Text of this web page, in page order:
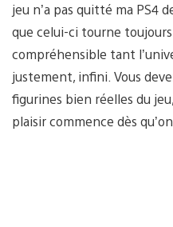
jeu n’a pas quitté ma PS4
que celui-ci tourne
compréhensible tant
justement, infini. Vous
figurines bien réelles du
plaisir commence dès